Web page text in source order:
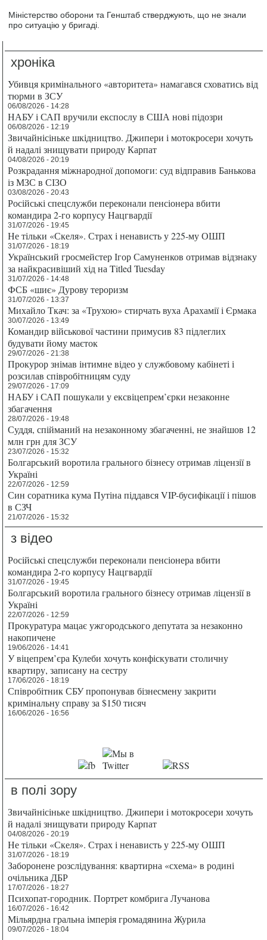
Міністерство оборони та Генштаб стверджують, що не знали
про ситуацію у бригаді.
хроніка
Убивця кримінального «авторитета» намагався сховатись від
тюрми в ЗСУ
06/08/2026 - 14:28
НАБУ і САП вручили експослу в США нові підозри
06/08/2026 - 12:19
Звичайнісіньке шкідництво. Джипери і мотокросери хочуть
й надалі знищувати природу Карпат
04/08/2026 - 20:19
Розкрадання міжнародної допомоги: суд відправив Банькова
із МЗС в СІЗО
03/08/2026 - 20:43
Російські спецслужби переконали пенсіонера вбити
командира 2-го корпусу Нацгвардії
31/07/2026 - 19:45
Не тільки «Скеля». Страх і ненависть у 225-му ОШП
31/07/2026 - 18:19
Український гросмейстер Ігор Самуненков отримав відзнаку
за найкрасивіший хід на Titled Tuesday
31/07/2026 - 14:48
ФСБ «шиє» Дурову тероризм
31/07/2026 - 13:37
Михайло Ткач: за «Трухою» стирчать вуха Арахамії і Єрмака
30/07/2026 - 13:49
Командир військової частини примусив 83 підлеглих
будувати йому маєток
29/07/2026 - 21:38
Прокурор знімав інтимне відео у службовому кабінеті і
розсилав співробітницям суду
29/07/2026 - 17:09
НАБУ і САП пошукали у ексвіцепрем’єрки незаконне
збагачення
28/07/2026 - 19:48
Суддя, спійманий на незаконному збагаченні, не знайшов 12
млн грн для ЗСУ
23/07/2026 - 15:32
Болгарський воротила грального бізнесу отримав ліцензії в
Україні
22/07/2026 - 12:59
Син соратника кума Путіна піддався VIP-бусифікації і пішов
в СЗЧ
21/07/2026 - 15:32
з відео
Російські спецслужби переконали пенсіонера вбити
командира 2-го корпусу Нацгвардії
31/07/2026 - 19:45
Болгарський воротила грального бізнесу отримав ліцензії в
Україні
22/07/2026 - 12:59
Прокуратура мацає ужгородського депутата за незаконно
накопичене
19/06/2026 - 14:41
У віцепрем’єра Кулеби хочуть конфіскувати столичну
квартиру, записану на сестру
17/06/2026 - 18:19
Співробітник СБУ пропонував бізнесмену закрити
кримінальну справу за $150 тисяч
16/06/2026 - 16:56
в полі зору
Звичайнісіньке шкідництво. Джипери і мотокросери хочуть
й надалі знищувати природу Карпат
04/08/2026 - 20:19
Не тільки «Скеля». Страх і ненависть у 225-му ОШП
31/07/2026 - 18:19
Заборонене розслідування: квартирна «схема» в родині
очільника ДБР
17/07/2026 - 18:27
Психопат-городник. Портрет комбрига Лучанова
16/07/2026 - 16:42
Мільярдна гральна імперія громадянина Журила
09/07/2026 - 18:04